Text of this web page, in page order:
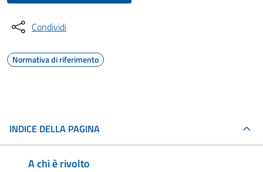
Condividi
Normativa di riferimento
INDICE DELLA PAGINA
A chi è rivolto